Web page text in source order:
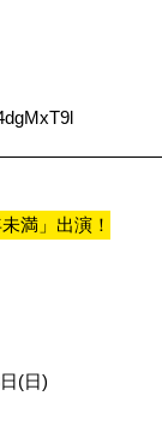
満」出演！
(日)